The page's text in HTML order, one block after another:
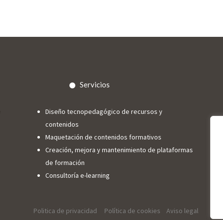
Servicios
Diseño tecnopedagógico de recursos y
contenidos
Maquetación de contenidos formativos
Creación, mejora y mantenimiento de plataformas
de formación
Consultoría e-learning
Politica de privacidad Política de cookies Aviso legal